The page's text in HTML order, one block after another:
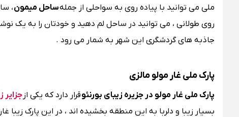
ملی می توانید با پیاده روی به سواحلی از جملهساحل میمون،
روی طولانی ، می توانید در ساحل لم دهید و خودتان را به یک
جاذبه های گردشگری این شهر به شمار می رود .
پارک ملی غار مولو مالزی
پارک ملی غار مولو در جزیره زیبای بورنئوقرار دارد که یکی از جزایر
بسیار زیبا و دلربا به این منطقه بخشیده اند ، در این پارک